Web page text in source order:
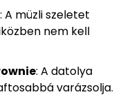
: A müzli szeletet
nem kell
: A datolya
varázsolja.